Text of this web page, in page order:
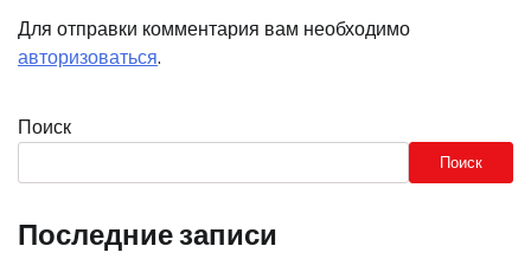
Для отправки комментария вам необходимо
авторизоваться.
Поиск
Поиск
Последние записи